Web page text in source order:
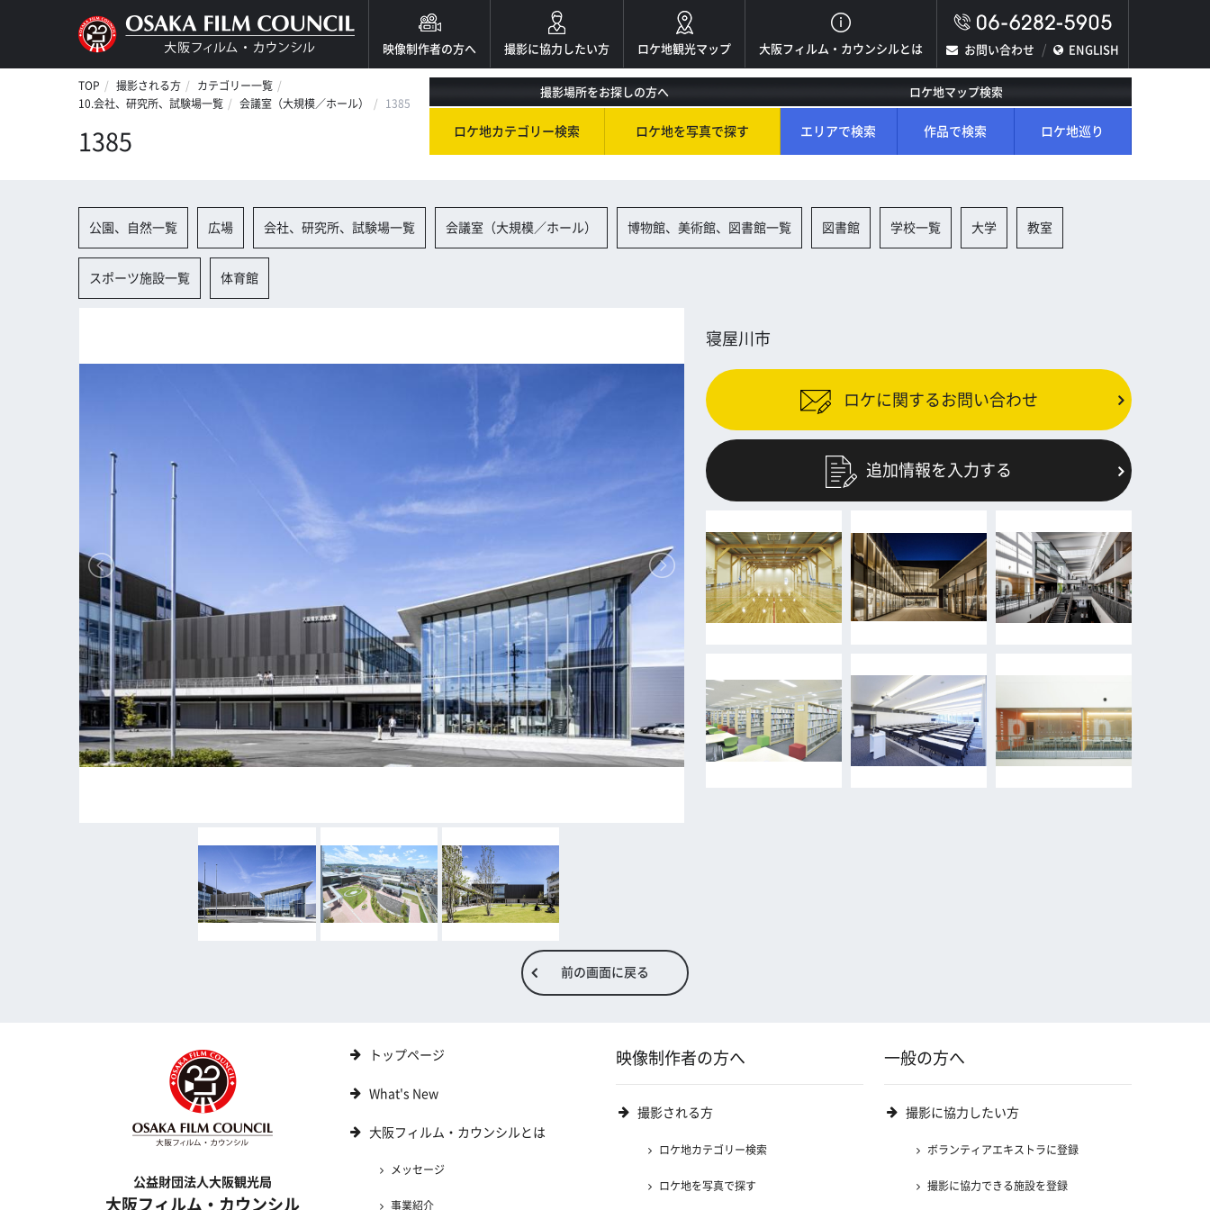
映像制作者の方へ 撮影に協力したい方 ロケ地観光マップ 大阪フィルム・カウンシルとは お問い合わせ ENGLISH
TOP 撮影される方
カテゴリー一覧
10.会社、研究所、試験場一覧
会議室（大規模／ホール） 1385
1385
撮影場所をお探しの方へ
ロケ地カテゴリー検索 ロケ地を写真で探す
ロケ地マップ検索
エリアで検索 作品で検索 ロケ地巡り
公園、自然一覧 広場 会社、研究所、試験場一覧 会議室（大規模／ホール） 博物館、美術館、図書館一覧 図書館 学校一覧 大学 教室
スポーツ施設一覧 体育館
寝屋川市
ロケに関するお問い合わせ
追加情報を入力する
前の画面に戻る
公益財団法人大阪観光局
大阪フィルム・カウンシル
トップページ
What's New
大阪フィルム・カウンシルとは
メッセージ
事業紹介
映像制作者の方へ
撮影される方
ロケ地カテゴリー検索
ロケ地を写真で探す
一般の方へ
撮影に協力したい方
ボランティアエキストラに登録
撮影に協力できる施設を登録